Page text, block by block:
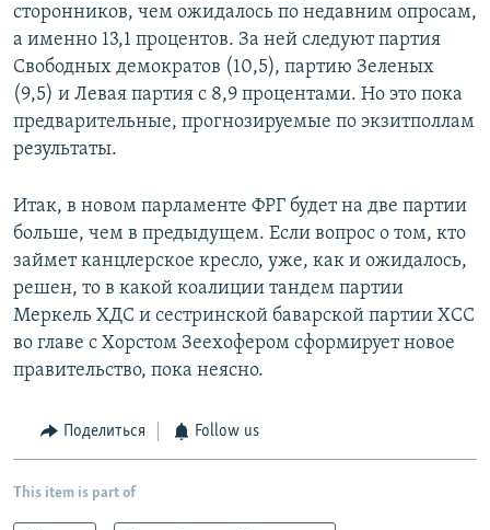
сторонников, чем ожидалось по недавним опросам,
а именно 13,1 процентов. За ней следуют партия
Свободных демократов (10,5), партию Зеленых
(9,5) и Левая партия с 8,9 процентами. Но это пока
предварительные, прогнозируемые по экзитполлам
результаты.
Итак, в новом парламенте ФРГ будет на две партии
больше, чем в предыдущем. Если вопрос о том, кто
займет канцлерское кресло, уже, как и ожидалось,
решен, то в какой коалиции тандем партии
Меркель ХДС и сестринской баварской партии ХСС
во главе с Хорстом Зеехофером сформирует новое
правительство, пока неясно.
Поделиться Follow us
This item is part of